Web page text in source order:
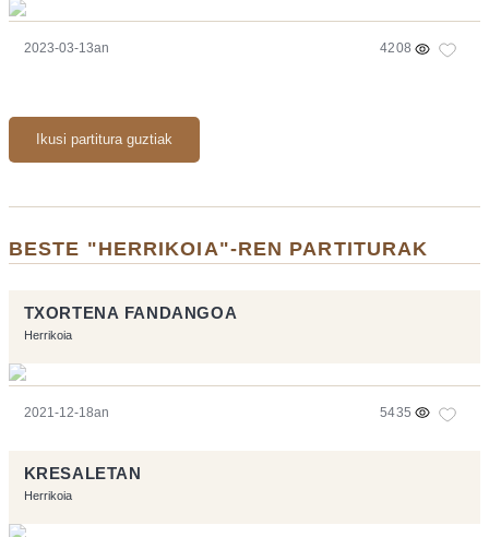
2023-03-13an 4208
Ikusi partitura guztiak
BESTE "HERRIKOIA"-REN PARTITURAK
TXORTENA FANDANGOA
Herrikoia
2021-12-18an 5435
KRESALETAN
Herrikoia